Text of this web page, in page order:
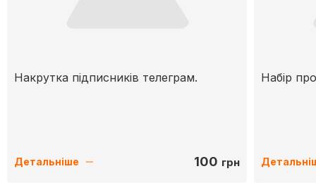
Накрутка підписників телеграм.
Детальніше 100 грн
Набір